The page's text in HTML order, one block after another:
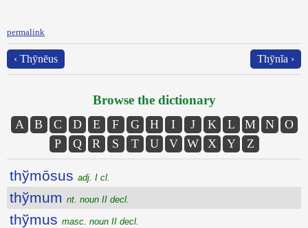
permalink
‹ Thȳnēus Thȳnĭa ›
Browse the dictionary
A B C D E F G H I J K L M N
O
P
Q R S T U V W X Y Z
thўmōsus adj. I cl.
thўmum nt. noun II decl.
thўmus masc. noun II decl.